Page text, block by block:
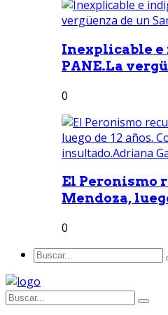
Inexplicable e
PANE.La
0
El Peronismo
Mendoza,
0